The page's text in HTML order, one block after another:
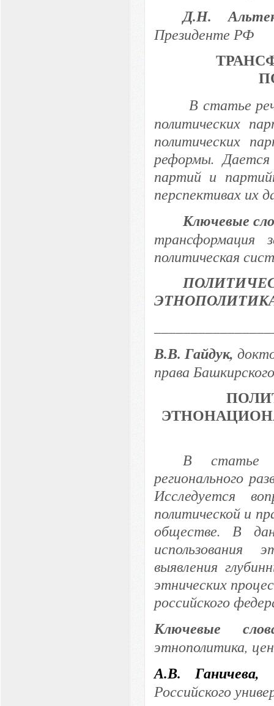
Д.Н.
Президенте РФ
В статье
политических
политических
реформы. Дается
партий и
перспективах их
Ключевые
трансформация
политическая
В.В. Гайдук,
права
В статье
регионального
Исследуется
политической и
обществе. В
использования
выявления
этнических
российского
Ключевые
этнополитика,
А.В. Ганичева,
Российского